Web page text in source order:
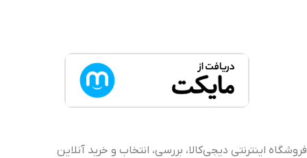
فروشگاه اینترنتی دیجی‌کالا، بررسی، انتخاب و خرید آنلاین